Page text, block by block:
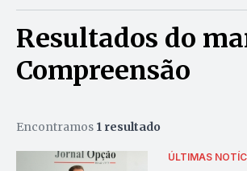
Resultados do
Compreensão
Encontramos 1 resultado
ÚLTIMAS